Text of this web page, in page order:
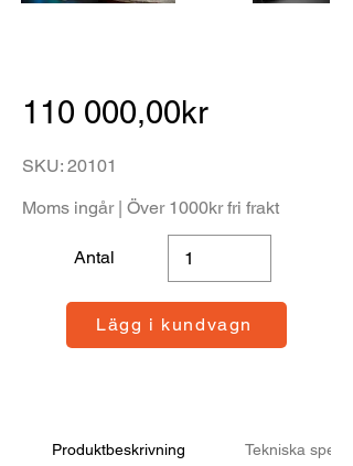
110 000,00kr
SKU: 20101
Moms ingår | Över 1000kr fri frakt
Antal
Lägg i kundvagn
Produktbeskrivning Tekniska